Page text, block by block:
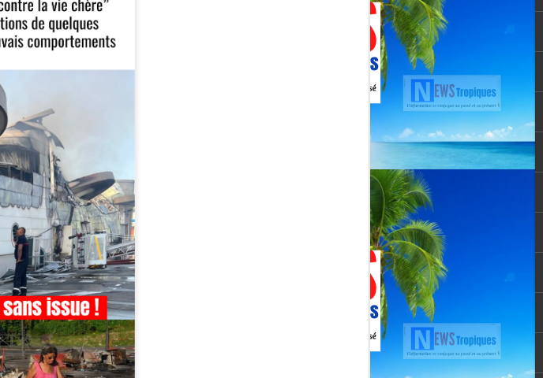
télévision martiniquaise indépendante.
Zitata TV, la télévision privée martiniquaise, vient de franchir un cap
symbolique dans son développement médiatique. Le quotidien
national Le Monde lui consacre un article publié le 3 août 2026,
Une reconnaissance nationale pour une chaîne locale.